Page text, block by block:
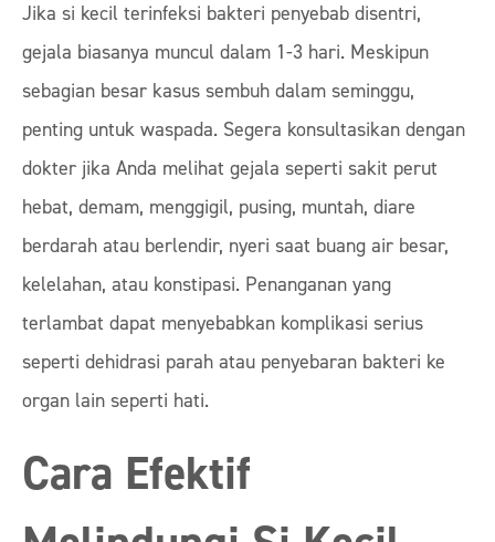
Jika si kecil terinfeksi bakteri penyebab disentri,
gejala biasanya muncul dalam 1-3 hari. Meskipun
sebagian besar kasus sembuh dalam seminggu,
penting untuk waspada. Segera konsultasikan dengan
dokter jika Anda melihat gejala seperti sakit perut
hebat, demam, menggigil, pusing, muntah, diare
berdarah atau berlendir, nyeri saat buang air besar,
kelelahan, atau konstipasi. Penanganan yang
terlambat dapat menyebabkan komplikasi serius
seperti dehidrasi parah atau penyebaran bakteri ke
organ lain seperti hati.
Cara Efektif